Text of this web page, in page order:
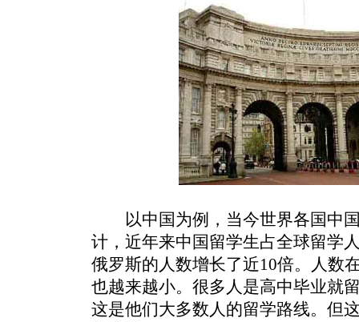
以中国为例，当今世界各国中国
计，近年来中国留学生占全球留学
俄罗斯的人数增长了近10倍。人数
也越来越小。很多人是高中毕业就
这是他们大多数人的留学路线。但